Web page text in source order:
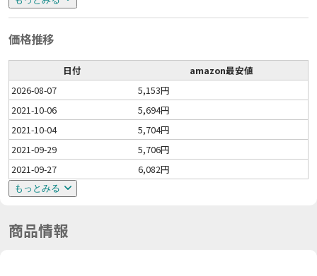
価格推移
日付
amazon最安値
2026-08-07
5,153円
2021-10-06
5,694円
2021-10-04
5,704円
2021-09-29
5,706円
2021-09-27
6,082円
もっとみる
商品情報